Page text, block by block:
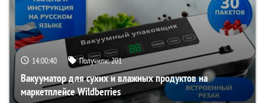
14:00:39 Получили:201
Вакууматор для сухих и влажных продуктов на
маркетплейсе Wildberries